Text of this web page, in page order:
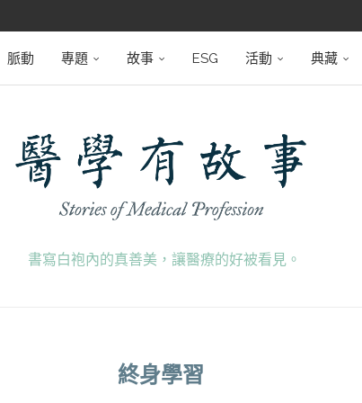
脈動 專題 故事 ESG 活動 典藏
書寫白袍內的真善美，讓醫療的好被看見。
終身學習